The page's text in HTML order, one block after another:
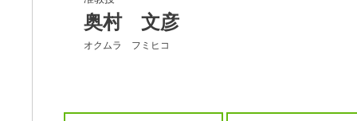
奥村 文彦
オクムラ フミヒコ